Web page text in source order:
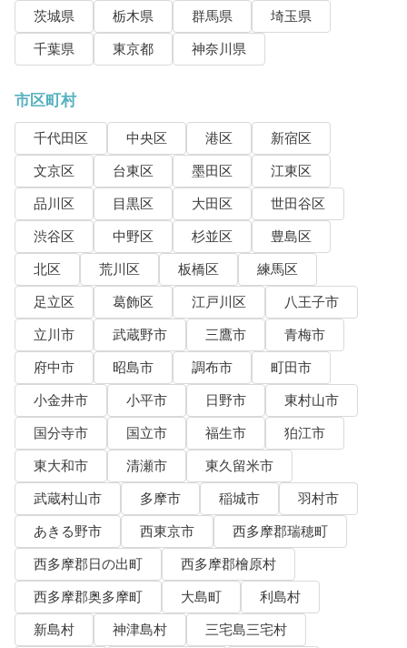
茨城県 栃木県 群馬県
埼玉県
千葉県
東京都 神奈川県
市区町村
千代田区 中央区 港区
新宿区
文京区
台東区 墨田区
江東区
品川区
目黒区 大田区
世田谷区
渋谷区
中野区 杉並区
豊島区
北区
荒川区 板橋区
練馬区
足立区
葛飾区 江戸川区
八王子市
立川市
武蔵野市 三鷹市
青梅市
府中市
昭島市 調布市
町田市
小金井市
小平市 日野市
東村山市
国分寺市
国立市 福生市
狛江市
東大和市
清瀬市
東久留米市
武蔵村山市
多摩市 稲城市
羽村市
あきる野市
西東京市
西多摩郡瑞穂町
西多摩郡日の出町
西多摩郡檜原村
西多摩郡奥多摩町
大島町
利島村
新島村
神津島村
三宅島三宅村